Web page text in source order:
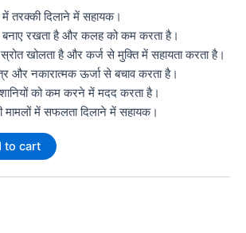
तरक्की दिलाने में सहायक।
बनाए रखता है और कलह को कम करता है।
खोलता है और कर्ज से मुक्ति में सहायता करता है।
और नकारात्मक ऊर्जा से बचाव करता है।
को कम करने में मदद करता है।
में सफलता दिलाने में सहायक।
to cart